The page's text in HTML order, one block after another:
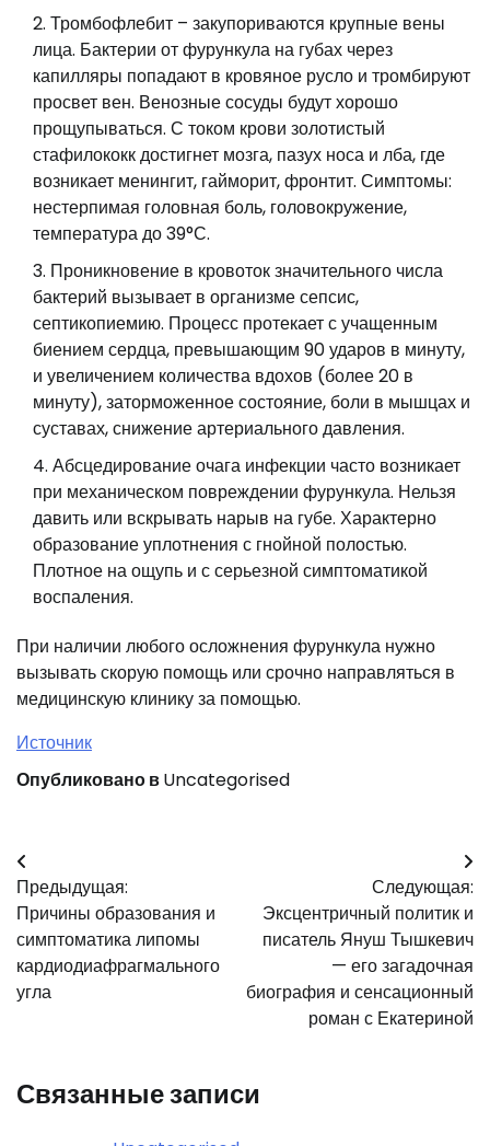
Тромбофлебит – закупориваются крупные вены
лица. Бактерии от фурункула на губах через
капилляры попадают в кровяное русло и тромбируют
просвет вен. Венозные сосуды будут хорошо
прощупываться. С током крови золотистый
стафилококк достигнет мозга, пазух носа и лба, где
возникает менингит, гайморит, фронтит. Симптомы:
нестерпимая головная боль, головокружение,
температура до 39°С.
Проникновение в кровоток значительного числа
бактерий вызывает в организме сепсис,
септикопиемию. Процесс протекает с учащенным
биением сердца, превышающим 90 ударов в минуту,
и увеличением количества вдохов (более 20 в
минуту), заторможенное состояние, боли в мышцах и
суставах, снижение артериального давления.
Абсцедирование очага инфекции часто возникает
при механическом повреждении фурункула. Нельзя
давить или вскрывать нарыв на губе. Характерно
образование уплотнения с гнойной полостью.
Плотное на ощупь и с серьезной симптоматикой
воспаления.
При наличии любого осложнения фурункула нужно
вызывать скорую помощь или срочно направляться в
медицинскую клинику за помощью.
Источник
Опубликовано вUncategorised
Навигация
по
записям
Предыдущая:
Причины образования и
симптоматика липомы
кардиодиафрагмального
угла
Следующая:
Эксцентричный политик и
писатель Януш Тышкевич
— его загадочная
биография и сенсационный
роман с Екатериной
Связанные записи